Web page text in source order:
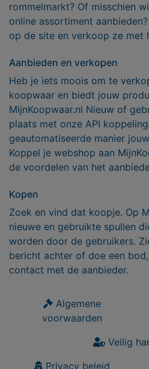
rommelmarkt? Of misschien
online assortiment
op de site en verkoop ze met
Aanbieden en verkopen
Heb je iets moois om te
koopwaar en biedt jouw
MijnKoopwaar.nl Nieuw of
plaats met onze API
geautomatiseerde manier
Koppel je webshop aan
de voordelen van het
Kopen
Zoek en vind dat koopje. Op
nieuwe en gebruikte spullen
worden door de gebruikers.
bericht achter of doe een
contact met de aanbieder.
Algemene
voorwaarden
Veilig
Privacy beleid